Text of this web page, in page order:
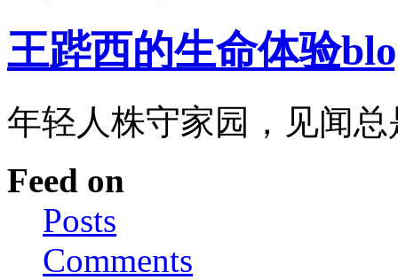
王跸西的生命体验
年轻人株守家园，见闻
Feed on
Posts
Comments